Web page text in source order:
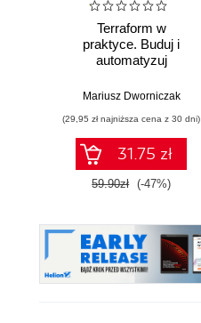
Terraform w
praktyce. Buduj i
automatyzuj
chmurową oraz
wykorzystaniem
Dockera
Mariusz Dworniczak
(29,95 zł najniższa cena z 30 dni)
31.75 zł
59.90zł (-47%)